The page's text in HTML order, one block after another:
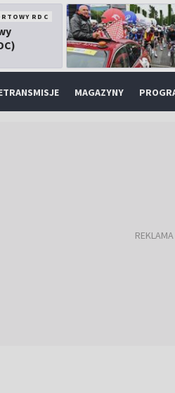
RDC
MAGAZYNY